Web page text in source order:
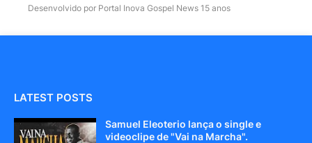
Desenvolvido por Portal Inova Gospel News 15 anos
LATEST POSTS
Samuel Eleoterio lança o single e
videoclipe de "Vai na Marcha".